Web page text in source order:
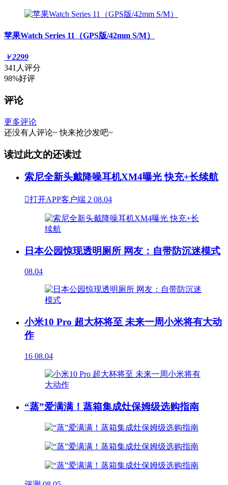
苹果Watch Series 11（GPS版/42mm S/M）
￥2299
341人评分
98%好评
评论
更多评论
还没有人评论~ 快来抢沙发吧~
读过此文的还读过
索尼全新头戴降噪耳机XM4曝光 快充+长续航
打开APP客户端 2 08.04
日本公园惊现透明厕所 网友：自带防沉迷模式
08.04
小米10 Pro 超大杯将至 未来一周小米将有大动
作
16 08.04
“蒸”爱满满！蒸箱集成灶保姆级选购指南